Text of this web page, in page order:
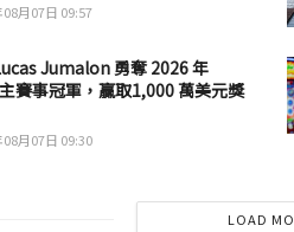
月07日 09:57
Jumalon 勇奪 2026 年
賽事冠軍，贏取1,000 萬美元獎
月07日 09:30
LOAD